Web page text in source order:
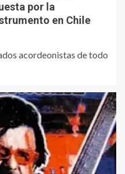
por la
en Chile
acordeonistas de todo